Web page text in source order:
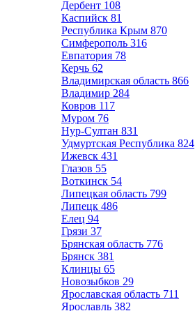
Дербент 108
Каспийск 81
Республика Крым 870
Симферополь 316
Евпатория 78
Керчь 62
Владимирская область 866
Владимир 284
Ковров 117
Муром 76
Нур-Султан 831
Удмуртская Республика 824
Ижевск 431
Глазов 55
Воткинск 54
Липецкая область 799
Липецк 486
Елец 94
Грязи 37
Брянская область 776
Брянск 381
Клинцы 65
Новозыбков 29
Ярославская область 711
Ярославль 382